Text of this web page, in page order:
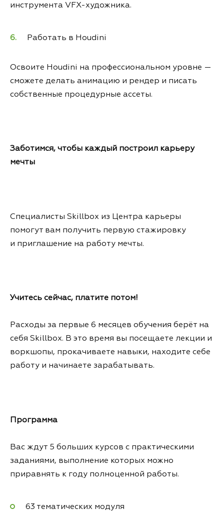
инструмента VFX-художника.
Работать в Houdini
Освоите Houdini на профессиональном уровне —
сможете делать анимацию и рендер и писать
собственные процедурные ассеты.
Заботимся, чтобы каждый построил карьеру
мечты
Специалисты Skillbox из Центра карьеры
помогут вам получить первую стажировку
и приглашение на работу мечты.
Учитесь сейчас, платите потом!
Расходы за первые 6 месяцев обучения берёт на
себя Skillbox. В это время вы посещаете лекции и
воркшопы, прокачиваете навыки, находите себе
работу и начинаете зарабатывать.
Программа
Вас ждут 5 больших курсов с практическими
заданиями, выполнение которых можно
приравнять к году полноценной работы.
63 тематических модуля